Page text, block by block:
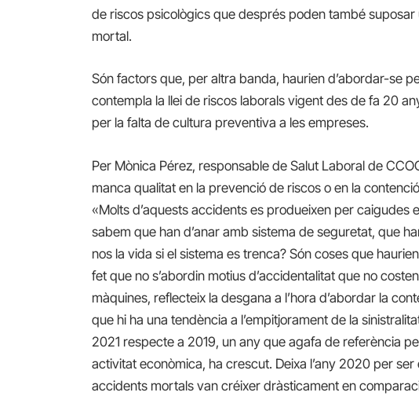
de riscos psicològics que després poden també
mortal.
Són factors que, per altra banda, haurien d’abordar-se
contempla la llei de riscos laborals vigent des de fa 20
per la falta de cultura preventiva a les empreses.
Per Mònica Pérez, responsable de Salut Laboral de
manca qualitat en la prevenció de riscos o en la
«Molts d’aquests accidents es produeixen per caigudes
sabem que han d’anar amb sistema de seguretat, que
nos la vida si el sistema es trenca? Són coses que
fet que no s’abordin motius d’accidentalitat que no
màquines, reflecteix la desgana a l’hora d’abordar la
que hi ha una tendència a l’empitjorament de la
2021 respecte a 2019, un any que agafa de referència
activitat econòmica, ha crescut. Deixa l’any 2020 per
accidents mortals van créixer dràsticament en